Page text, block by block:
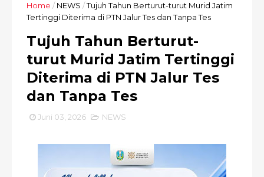
Home / NEWS /Tujuh Tahun Berturut-turut Murid Jatim
Tertinggi Diterima di PTN Jalur Tes dan Tanpa Tes
Tujuh Tahun Berturut-
turut Murid Jatim Tertinggi
Diterima di PTN Jalur Tes
dan Tanpa Tes
Juni 03, 2026 NEWS